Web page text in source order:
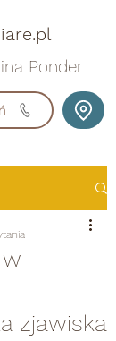
Ponder
zjawiska